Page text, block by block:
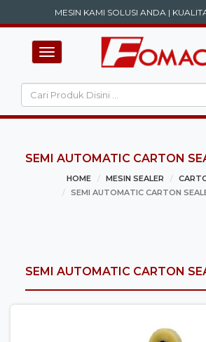
MESIN KAMI SOLUSI ANDA |
Toggle navigation
SEMI AUTOMATIC CARTON
HOME MESIN SEALER
SEMI AUTOMATIC CARTON
SEMI AUTOMATIC CARTON